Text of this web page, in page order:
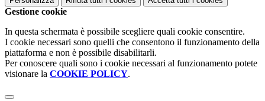
Gestione cookie
In questa schermata è possibile scegliere quali cookie consentire.
I cookie necessari sono quelli che consentono il funzionamento della
piattaforma e non è possibile disabilitarli.
Per conoscere quali sono i cookie necessari al funzionamento potete
visionare la COOKIE POLICY.